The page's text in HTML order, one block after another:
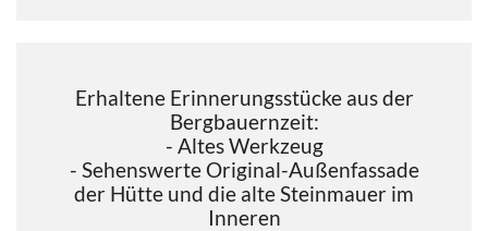
Erhaltene Erinnerungsstücke aus der
Bergbauernzeit:
- Altes Werkzeug
- Sehenswerte Original-Außenfassade
der Hütte und die alte Steinmauer im
Inneren